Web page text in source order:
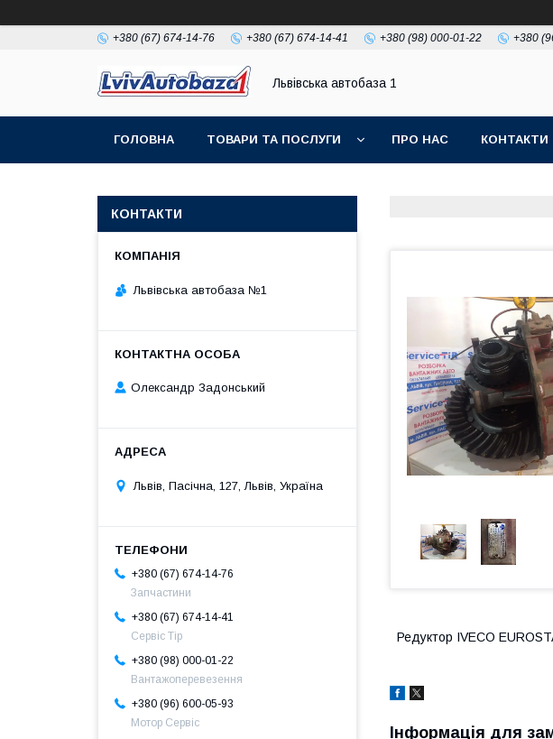
+380 (67) 674-14-76 +380 (67) 674-14-41 +380 (98) 000-01-22 +380
Львівська автобаза 1
ГОЛОВНА ТОВАРИ ТА ПОСЛУГИ ПРО НАС КОНТАКТИ
Редуктор IVECO
Інформація для
КОНТАКТИ
Львівська автобаза №1
Олександр Задонський
Львів, Пасічна, 127, Львів, Україна
+380 (67) 674-14-76
Запчастини
+380 (67) 674-14-41
Сервіс Тір
+380 (98) 000-01-22
Вантажоперевезення
+380 (96) 600-05-93
Мотор Сервіс